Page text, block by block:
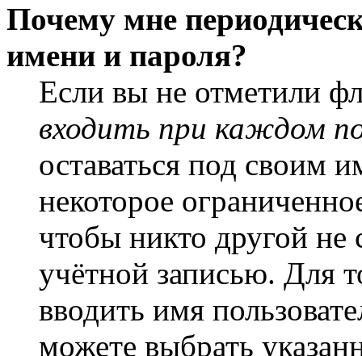
Почему мне
имени и пароля?
Если вы не отметили
входить при каждом
оставаться под своим
некоторое
чтобы никто другой не
учётной записью. Для
вводить имя
можете выбрать